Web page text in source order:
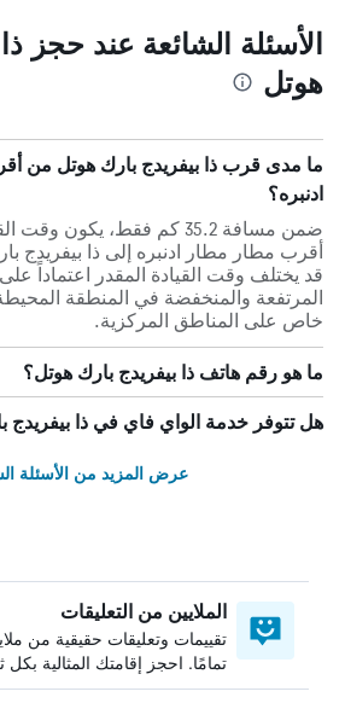
الأسئلة الشائعة عند حجز
هوتل
ما مدى قرب ذا بيفريدج بارك هوتل من
ادنبره؟
ضمن مسافة 35.2 كم فقط، يكون
قد يختلف وقت القيادة المقدر اعتماداً
المرتفعة والمنخفضة في المنطقة
خاص على المناطق المركزية.
ما هو رقم هاتف ذا بيفريدج بارك هوتل؟
هل تتوفر خدمة الواي فاي في ذا بيفريدج
عرض المزيد من الأسئلة
الملايين من التعليقات
تقييمات وتعليقات حقيقية من
تمامًا. احجز إقامتك المثالية بكل